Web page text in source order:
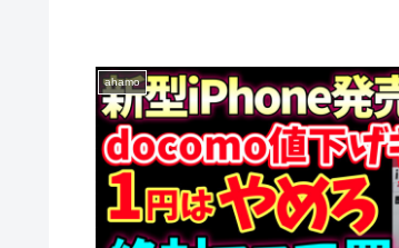
ahamo